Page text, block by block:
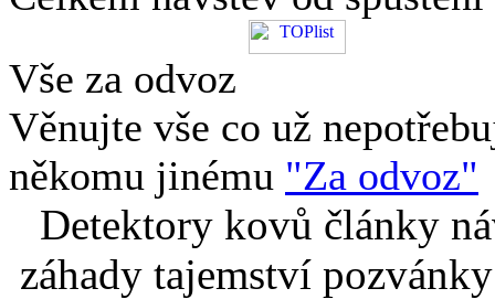
Vše za odvoz
Věnujte vše co už
někomu jinému "Za odvoz"
Detektory kovů články
záhady tajemství